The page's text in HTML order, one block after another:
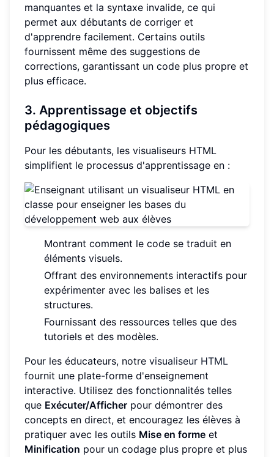
manquantes et la syntaxe invalide, ce qui
permet aux débutants de corriger et
d'apprendre facilement. Certains outils
fournissent même des suggestions de
corrections, garantissant un code plus propre et
plus efficace.
3. Apprentissage et objectifs
pédagogiques
Pour les débutants, les visualiseurs HTML
simplifient le processus d'apprentissage en :
Montrant comment le code se traduit en
éléments visuels.
Offrant des environnements interactifs pour
expérimenter avec les balises et les
structures.
Fournissant des ressources telles que des
tutoriels et des modèles.
Pour les éducateurs, notre visualiseur HTML
fournit une plate-forme d'enseignement
interactive. Utilisez des fonctionnalités telles
que Exécuter/Afficher pour démontrer des
concepts en direct, et encouragez les élèves à
pratiquer avec les outils Mise en forme et
Minification pour un codage plus propre et plus